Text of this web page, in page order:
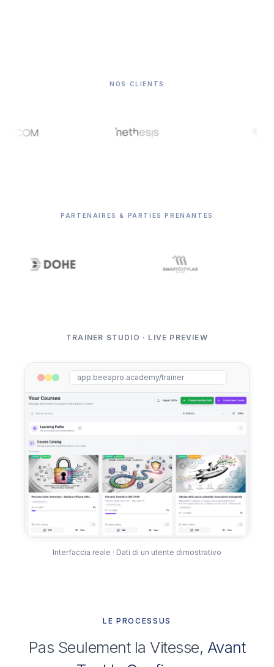
NOS CLIENTS
PARTENAIRES & PARTIES PRENANTES
TRAINER STUDIO · LIVE PREVIEW
app.beeapro.academy/trainer
Interfaccia reale · Dati di un utente dimostrativo
LE PROCESSUS
Pas Seulement la Vitesse, Avant